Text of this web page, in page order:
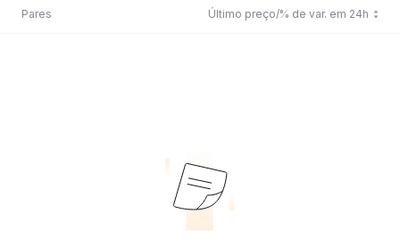
Pares Último preço/% de var. em 24h